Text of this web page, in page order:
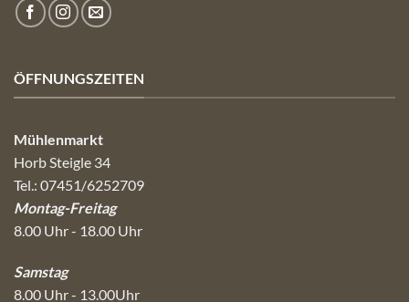
ÖFFNUNGSZEITEN
Mühlenmarkt
Horb Steigle 34
Tel.: 07451/6252709
Montag-Freitag
8.00 Uhr - 18.00 Uhr
Samstag
8.00 Uhr - 13.00Uhr